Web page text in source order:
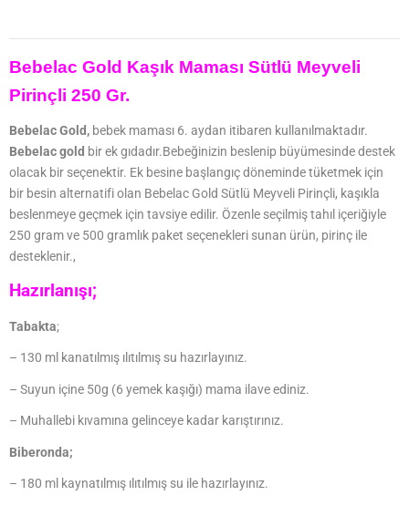
Bebelac Gold Kaşık Maması Sütlü Meyveli
Pirinçli 250 Gr.
Bebelac Gold, bebek maması 6. aydan itibaren kullanılmaktadır.
Bebelac gold bir ek gıdadır.Bebeğinizin beslenip büyümesinde destek
olacak bir seçenektir. Ek besine başlangıç döneminde tüketmek için
bir besin alternatifi olan Bebelac Gold Sütlü Meyveli Pirinçli, kaşıkla
beslenmeye geçmek için tavsiye edilir. Özenle seçilmiş tahıl içeriğiyle
250 gram ve 500 gramlık paket seçenekleri sunan ürün, pirinç ile
desteklenir.,
Hazırlanışı;
Tabakta;
– 130 ml kanatılmış ılıtılmış su hazırlayınız.
– Suyun içine 50g (6 yemek kaşığı) mama ilave ediniz.
– Muhallebi kıvamına gelinceye kadar karıştırınız.
Biberonda;
– 180 ml kaynatılmış ılıtılmış su ile hazırlayınız.